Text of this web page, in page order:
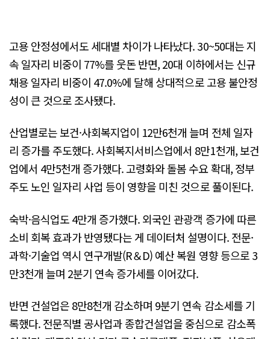
고용 안정성에서도 세대별 차이가 나타났다. 30~50대는 지
속 일자리 비중이 77%를 웃돈 반면, 20대 이하에서는 신규
채용 일자리 비중이 47.0%에 달해 상대적으로 고용 불안정
성이 큰 것으로 조사됐다.
산업별로는 보건·사회복지업이 12만6천개 늘며 전체 일자
리 증가를 주도했다. 사회복지서비스업에서 8만1천개, 보건
업에서 4만5천개 증가했다. 고령화와 돌봄 수요 확대, 정부
주도 노인 일자리 사업 등이 영향을 미친 것으로 풀이된다.
숙박·음식업도 4만개 증가했다. 외국인 관광객 증가에 따른
소비 회복 효과가 반영됐다는 게 데이터처 설명이다. 전문·
과학·기술업 역시 연구개발(R＆D) 예산 복원 영향 등으로 3
만3천개 늘며 2분기 연속 증가세를 이어갔다.
반면 건설업은 8만8천개 감소하며 9분기 연속 감소세를 기
록했다. 전문직별 공사업과 종합건설업을 중심으로 감소폭